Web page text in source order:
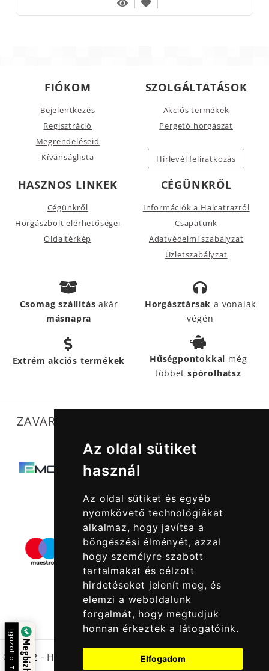
Az oldal sütiket
használ
Az oldal sütiket és egyéb
nyomkövető technológiákat
alkalmaz, hogy javítsa a
böngészési élményét, azzal
hogy személyre szabott
tartalmakat és célzott
hirdetéseket jelenít meg, és
elemzi a weboldalunk
forgalmát, hogy megtudjuk
honnan érkeztek a látogatóink.
Elfogadom
FIÓKOM
Bejelentkezés
Regisztráció
Megrendeléseid
Kívánságlista
SZOLGÁLTATÁSOK
Akciós termékek
Pergető horgászat
Hírlevél feliratkozás
HASZNOS LINKEK
Cégünkről
Horgászbolt elérhetőségei
Oldaltérkép
CÉGÜNKRŐL
Információk a Halcatrazról
Csapatunk
Adatvédelmi szabályzat
Üzletszabályzat
Csomag szállításakár
másnapra
Horgásztársak a vonalak
végén
Extrém akciós termékek Hűségpontokkal még
többetspórolhatsz
ZAVARTALAN MŰKÖDÉSÜNKET SEGÍTIK
© 2022 - Halcatraz Kft.
Igazolta: